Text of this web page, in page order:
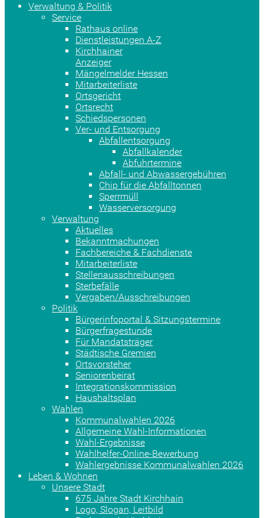
Verwaltung & Politik
Service
Rathaus online
Dienstleistungen A-Z
Kirchhainer
Anzeiger
Mängelmelder Hessen
Mitarbeiterliste
Ortsgericht
Ortsrecht
Schiedspersonen
Ver- und Entsorgung
Abfallentsorgung
Abfallkalender
Abfuhrtermine
Abfall- und Abwassergebühren
Chip für die Abfalltonnen
Sperrmüll
Wasserversorgung
Verwaltung
Aktuelles
Bekanntmachungen
Fachbereiche & Fachdienste
Mitarbeiterliste
Stellenausschreibungen
Sterbefälle
Vergaben/Ausschreibungen
Politik
Bürgerinfoportal & Sitzungstermine
Bürgerfragestunde
Für Mandatsträger
Städtische Gremien
Ortsvorsteher
Seniorenbeirat
Integrationskommission
Haushaltsplan
Wahlen
Kommunalwahlen 2026
Allgemeine Wahl-Informationen
Wahl-Ergebnisse
Wahlhelfer-Online-Bewerbung
Wahlergebnisse Kommunalwahlen 2026
Leben & Wohnen
Unsere Stadt
675 Jahre Stadt Kirchhain
Logo, Slogan, Leitbild